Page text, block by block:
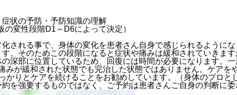
状の予防・予防知識の理解
変性段階D1～D6によって決定）
される事で、身体の変化を患者さん自身で感じられるように
。そのためこの段階になると症状や痛みは緩和されていきま
深部に位置しているため、回復には時間が必要になります。
みが緩和された状態でも完治した状態ではありません。ケアを
かりとケアを続けることをお勧めしています。（身体のプロと
を強要するものではなく、ご予約は患者さんご自身の判断に委